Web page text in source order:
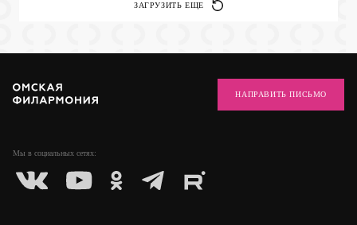
ЗАГРУЗИТЬ ЕЩЕ
Мы в социальных сетях:
НАПРАВИТЬ ПИСЬМО